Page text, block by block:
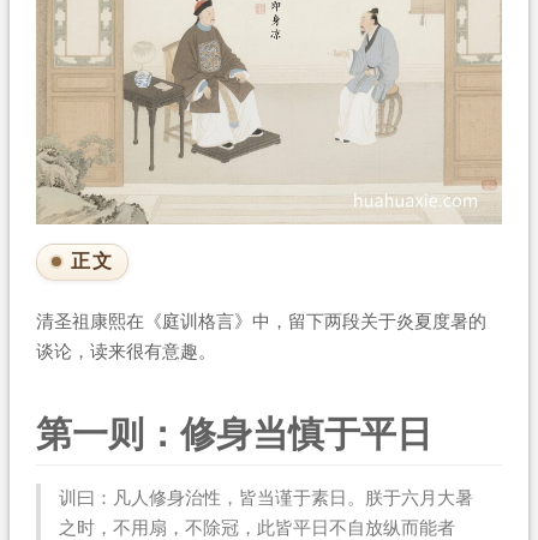
正文
清圣祖康熙在《庭训格言》中，留下两段关于炎夏度暑的
谈论，读来很有意趣。
第一则：修身当慎于平日
训曰：凡人修身治性，皆当谨于素日。朕于六月大暑
之时，不用扇，不除冠，此皆平日不自放纵而能者